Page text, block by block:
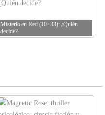
Misterio en Red (10×33): ¿Quién
decide?